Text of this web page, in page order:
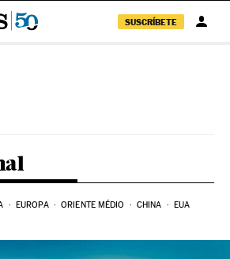
SUSCRÍBETE
EUROPA ORIENTE MÉDIO CHINA EUA